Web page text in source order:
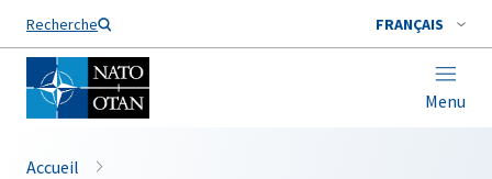
Recherche FRANÇAIS
Menu
Nom de famille*
Accueil